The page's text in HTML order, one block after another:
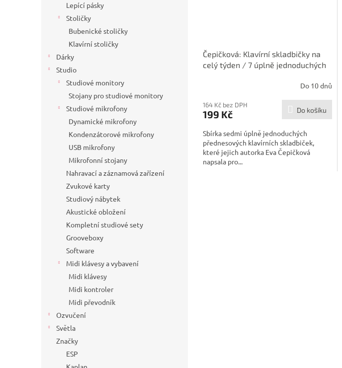
Lepící pásky
Stoličky
Bubenické stoličky
Klavírní stoličky
Dárky
Studio
Studiové monitory
Stojany pro studiové monitory
Studiové mikrofony
Dynamické mikrofony
Kondenzátorové mikrofony
USB mikrofony
Mikrofonní stojany
Nahravací a záznamová zařízení
Zvukové karty
Studiový nábytek
Akustické obložení
Kompletní studiové sety
Grooveboxy
Software
Midi klávesy a vybavení
Midi klávesy
Midi kontroler
Midi převodník
Ozvučení
Světla
Značky
ESP
Čepičková: Klavírní skladbičky na
celý týden / 7 úplně jednoduchých
Do 10 dnů
164 Kč bez DPH
199 Kč Do košíku
Sbírka sedmi úplně jednoduchých
přednesových klavírních skladbiček,
které jejich autorka Eva Čepičková
napsala pro...